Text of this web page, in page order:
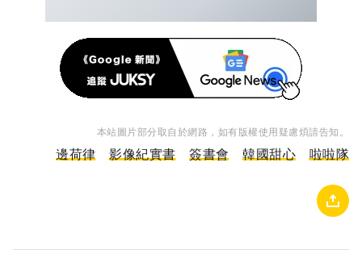
本站圖片部分取自於網路，如有版權使用疑慮煩請告知。
邊荷律 影像紀實書 簽書會 韓國甜心 啦啦隊